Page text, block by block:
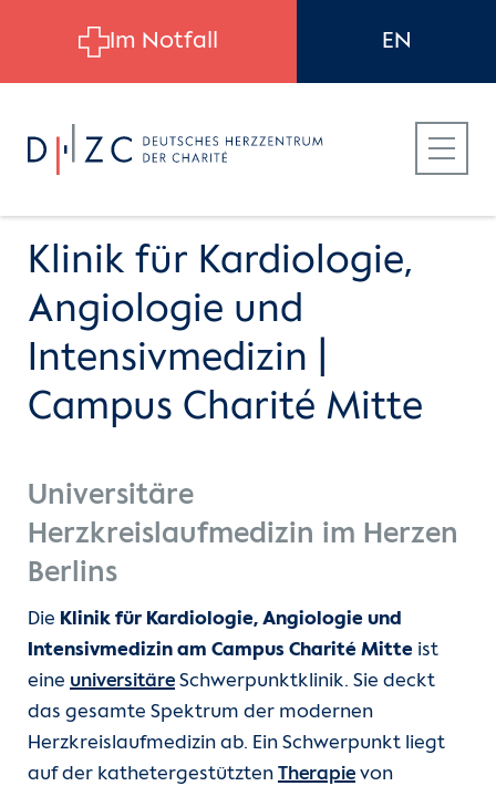
Für Patient:innen
Für Zuweiser:innen
Unsere Kliniken
Einheiten
Für Patient:innen
Für Zuweiser:innen
Karriere
Klinik für Kardiologie,
Angiologie und
Intensivmedizin |
Campus Charité Mitte
Universitäre
Herzkreislaufmedizin im Herzen
Berlins
Die Klinik für Kardiologie, Angiologie und
Intensivmedizin am Campus Charité Mitte ist
eine universitäre Schwerpunktklinik. Sie deckt
das gesamte Spektrum der modernen
Herzkreislaufmedizin ab. Ein Schwerpunkt liegt
auf der kathetergestützten Therapie von
Im Notfall EN